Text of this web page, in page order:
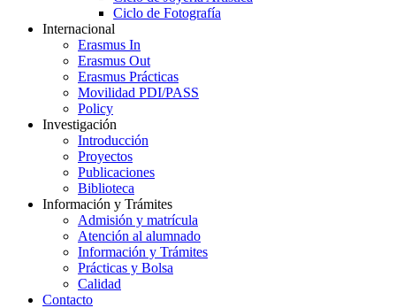
Ciclo de Fotografía
Internacional
Erasmus In
Erasmus Out
Erasmus Prácticas
Movilidad PDI/PASS
Policy
Investigación
Introducción
Proyectos
Publicaciones
Biblioteca
Información y Trámites
Admisión y matrícula
Atención al alumnado
Información y Trámites
Prácticas y Bolsa
Calidad
Contacto